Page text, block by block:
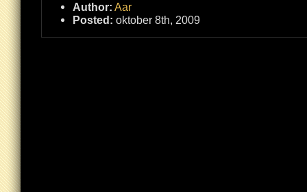
Author: Aar
Posted: oktober 8th, 2009